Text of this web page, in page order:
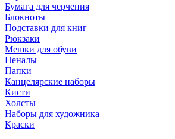
Бумага для черчения
Блокноты
Подставки для книг
Рюкзаки
Мешки для обуви
Пеналы
Папки
Канцелярские наборы
Кисти
Холсты
Наборы для художника
Краски